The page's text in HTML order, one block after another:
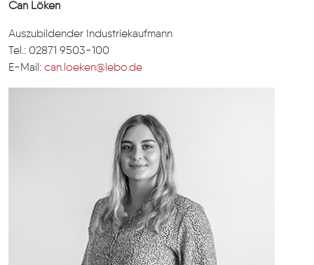
Can Löken
Auszubildender Industriekaufmann
Tel.: 02871 9503-100
E-Mail: can.loeken@lebo.de